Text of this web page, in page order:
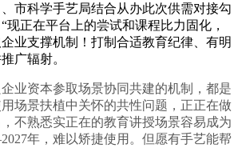
市科学手艺局结合从办此次供需对接勾
现正在平台上的尝试和课程比力固化，
业支撑机制！打制合适教育纪律、有明
广辐射。
资本参取场景协同共建的机制，都是
场景扶植中关怀的共性问题，正正在做
不熟悉实正在的教育讲授场景容易成为
年，难以矫捷使用。但愿有手艺能帮